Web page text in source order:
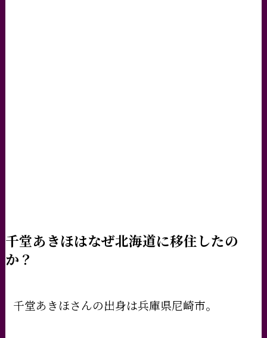
千堂あきほはなぜ北海道に移住したの
か？
千堂あきほさんの出身は兵庫県尼崎市。